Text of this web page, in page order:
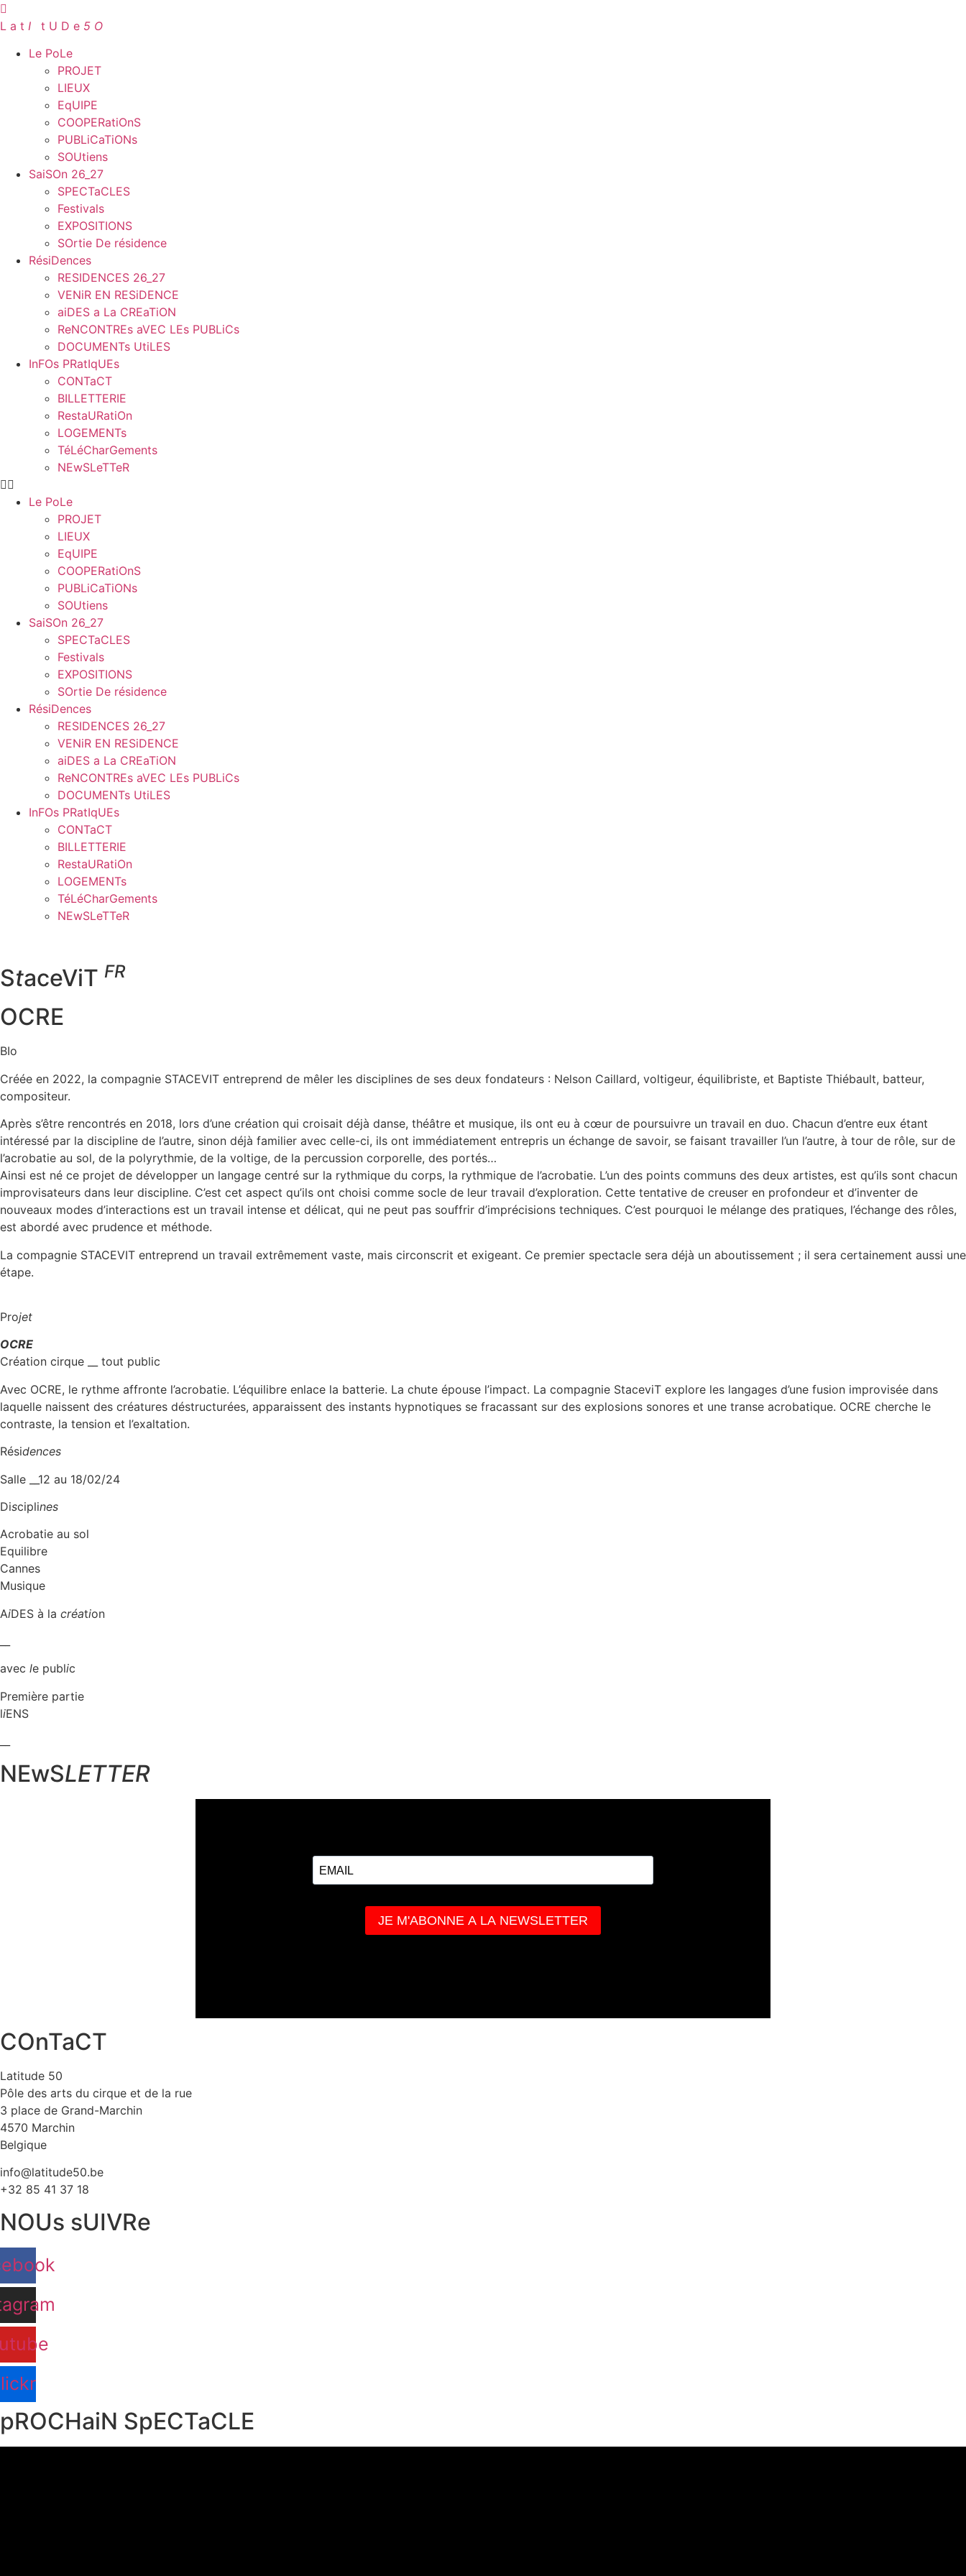
Aller
au
L a t I t U D e 5 O
Le PoLe
PROJET
LIEUX
EqUIPE
COOPERatiOnS
PUBLiCaTiONs
SOUtiens
SaiSOn 26_27
SPECTaCLES
Festivals
EXPOSITIONS
SOrtie De résidence
RésiDences
RESIDENCES 26_27
VENiR EN RESiDENCE
aiDES a La CREaTiON
ReNCONTREs aVEC LEs PUBLiCs
DOCUMENTs UtiLES
InFOs PRatIqUEs
CONTaCT
BILLETTERIE
RestaURatiOn
LOGEMENTs
TéLéCharGements
NEwSLeTTeR
Le PoLe
PROJET
LIEUX
EqUIPE
COOPERatiOnS
PUBLiCaTiONs
SOUtiens
SaiSOn 26_27
SPECTaCLES
Festivals
EXPOSITIONS
SOrtie De résidence
RésiDences
RESIDENCES 26_27
VENiR EN RESiDENCE
aiDES a La CREaTiON
ReNCONTREs aVEC LEs PUBLiCs
DOCUMENTs UtiLES
InFOs PRatIqUEs
CONTaCT
BILLETTERIE
RestaURatiOn
LOGEMENTs
TéLéCharGements
NEwSLeTTeR
StaceViT FR
OCRE
BIo
Créée en 2022, la compagnie STACEVIT entreprend de mêler les disciplines de ses deux fondateurs : Nelson Caillard, voltigeur, équilibriste, et Baptiste Thiébault, batteur,
compositeur.
Après s’être rencontrés en 2018, lors d’une création qui croisait déjà danse, théâtre et musique, ils ont eu à cœur de poursuivre un travail en duo. Chacun d’entre eux étant
intéressé par la discipline de l’autre, sinon déjà familier avec celle-ci, ils ont immédiatement entrepris un échange de savoir, se faisant travailler l’un l’autre, à tour de rôle, sur de
l’acrobatie au sol, de la polyrythmie, de la voltige, de la percussion corporelle, des portés…
Ainsi est né ce projet de développer un langage centré sur la rythmique du corps, la rythmique de l’acrobatie. L’un des points communs des deux artistes, est qu’ils sont chacun
improvisateurs dans leur discipline. C’est cet aspect qu’ils ont choisi comme socle de leur travail d’exploration. Cette tentative de creuser en profondeur et d’inventer de
nouveaux modes d’interactions est un travail intense et délicat, qui ne peut pas souffrir d’imprécisions techniques. C’est pourquoi le mélange des pratiques, l’échange des rôles,
est abordé avec prudence et méthode.
La compagnie STACEVIT entreprend un travail extrêmement vaste, mais circonscrit et exigeant. Ce premier spectacle sera déjà un aboutissement ; il sera certainement aussi une
étape.
Projet
OCRE
Création cirque __ tout public
Avec OCRE, le rythme affronte l’acrobatie. L’équilibre enlace la batterie. La chute épouse l’impact. La compagnie StaceviT explore les langages d’une fusion improvisée dans
laquelle naissent des créatures déstructurées, apparaissent des instants hypnotiques se fracassant sur des explosions sonores et une transe acrobatique. OCRE cherche le
contraste, la tension et l’exaltation.
Résidences
Salle __12 au 18/02/24
Disciplines
Acrobatie au sol
Equilibre
Cannes
Musique
AiDES à la création
avec le public
Première partie
liENS
NEwSLETTER
COnTaCT
Latitude 50
Pôle des arts du cirque et de la rue
3 place de Grand-Marchin
4570 Marchin
Belgique
info@latitude50.be
+32 85 41 37 18
NOUs sUIVRe
pROCHaiN SpECTaCLE